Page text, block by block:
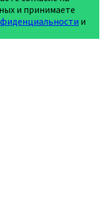
и принимаете
и